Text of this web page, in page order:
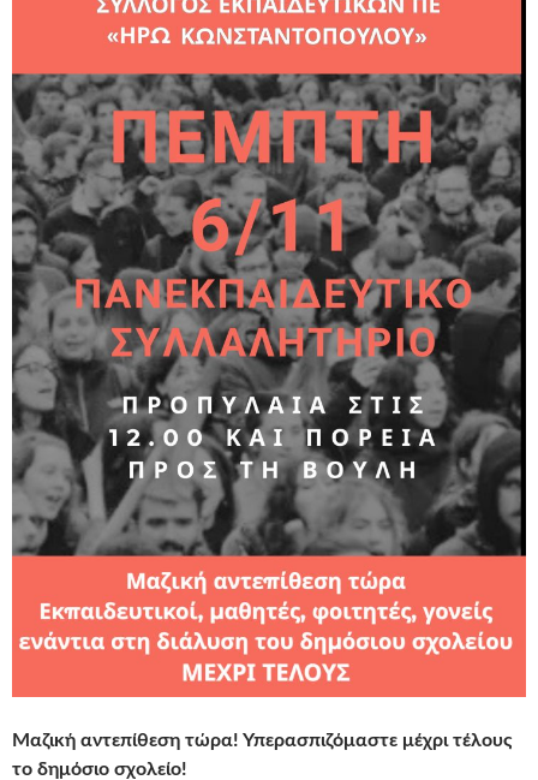
Μαζική αντεπίθεση τώρα! Υπερασπιζόμαστε μέχρι τέλους
το δημόσιο σχολείο!